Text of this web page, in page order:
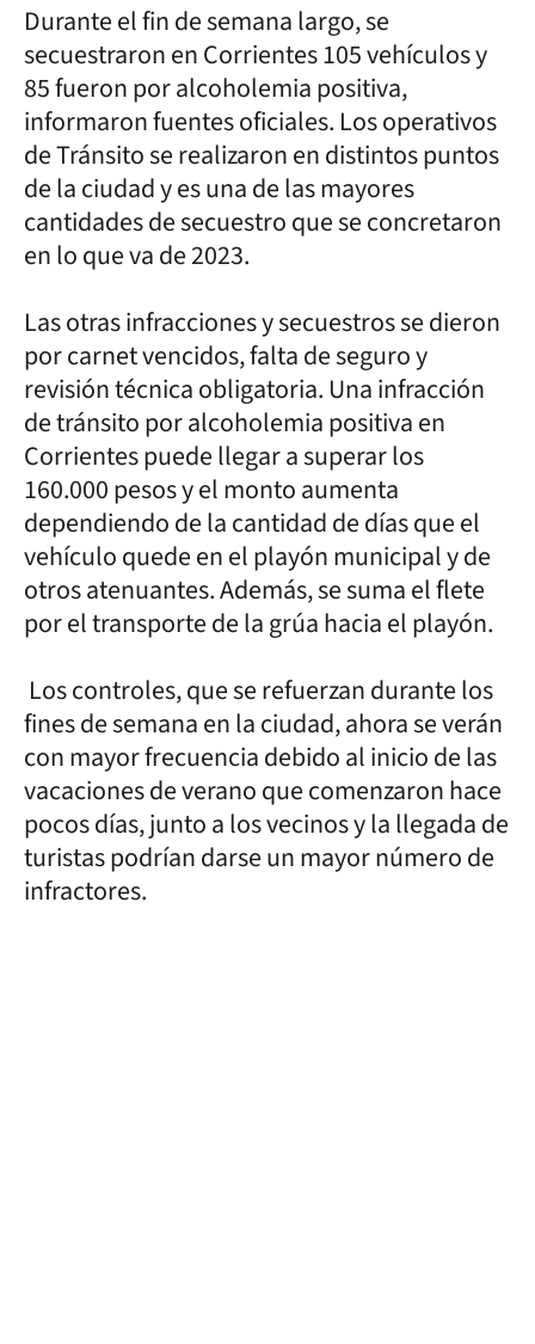
Durante el fin de semana largo, se
secuestraron en Corrientes 105 vehículos y
85 fueron por alcoholemia positiva,
informaron fuentes oficiales. Los operativos
de Tránsito se realizaron en distintos puntos
de la ciudad y es una de las mayores
cantidades de secuestro que se concretaron
en lo que va de 2023.
Las otras infracciones y secuestros se dieron
por carnet vencidos, falta de seguro y
revisión técnica obligatoria. Una infracción
de tránsito por alcoholemia positiva en
Corrientes puede llegar a superar los
160.000 pesos y el monto aumenta
dependiendo de la cantidad de días que el
vehículo quede en el playón municipal y de
otros atenuantes. Además, se suma el flete
por el transporte de la grúa hacia el playón.
Los controles, que se refuerzan durante los
fines de semana en la ciudad, ahora se verán
con mayor frecuencia debido al inicio de las
vacaciones de verano que comenzaron hace
pocos días, junto a los vecinos y la llegada de
turistas podrían darse un mayor número de
infractores.